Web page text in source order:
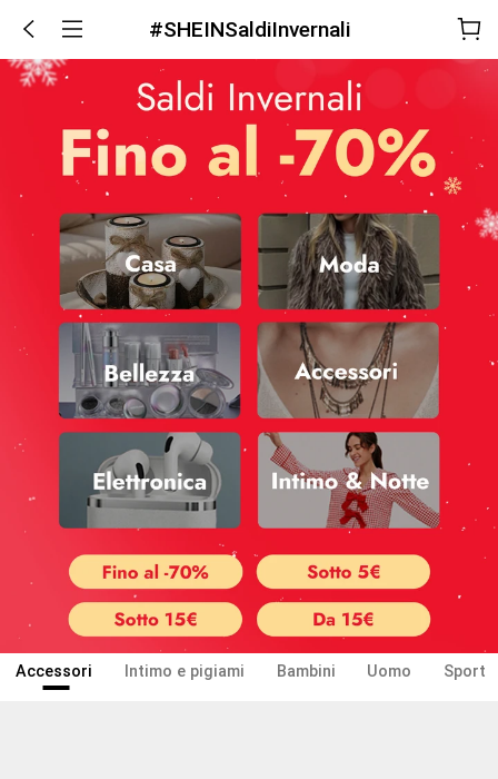
#SHEINSaldiInvernali
Accessori Intimo e pigiami Bambini Uomo Sport